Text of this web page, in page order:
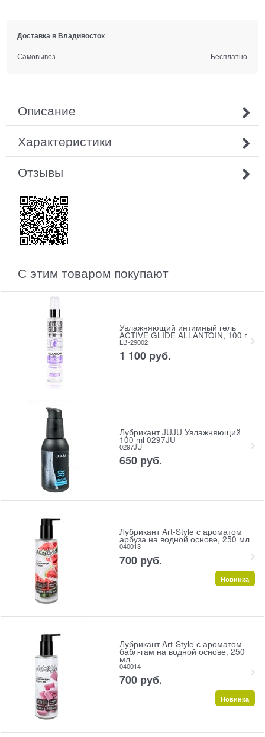
Доставка вВладивосток
Самовывоз Бесплатно
Описание
Характеристики
Отзывы
С этим товаром покупают
Увлажняющий интимный гель
ACTIVE GLIDE ALLANTOIN, 100 г
LB-29002
1 100 руб.
Лубрикант JUJU Увлажняющий
100 ml 0297JU
0297JU
650 руб.
Лубрикант Art-Style с ароматом
арбуза на водной основе, 250 мл
040013
700 руб.
Новинка
Лубрикант Art-Style с ароматом
бабл-гам на водной основе, 250
мл
040014
700 руб.
Новинка